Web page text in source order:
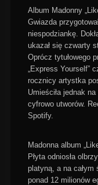
Album Madonny
Gwiazda
niespodziankę.
ukazał się czwarty
Oprócz tytułowego
„Express Yourself”
rocznicy artystka
Umieściła jednak
cyfrowo utworów.
Spotify.
Madonna album
Płyta odniosła
platyną, a na całym
ponad 12 milionów